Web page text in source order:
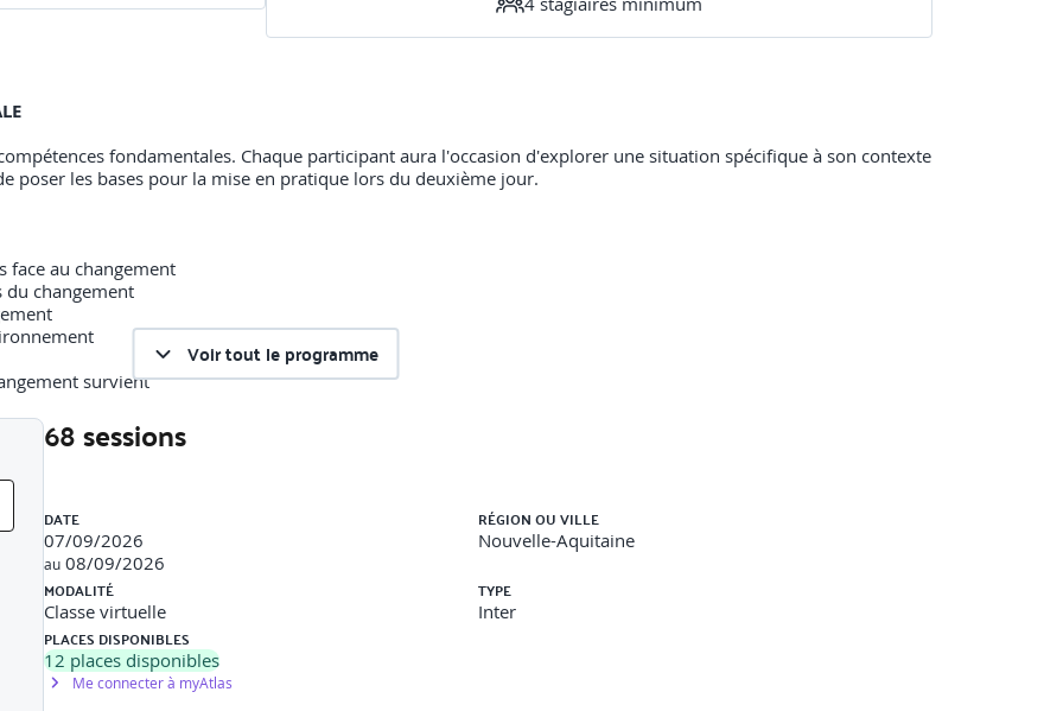
fondamentales. Chaque participant aura l'occasion d'explorer une situation spécifique à son contexte
poser les bases pour la mise en pratique lors du deuxième jour.
face au changement
du changement
survient
changement
et professionnelles
personnelle
des environnements changeants
Voir tout le programme
68 sessions
DATE
07/09/2026
au 08/09/2026
RÉGION OU VILLE
Nouvelle-Aquitaine
MODALITÉ
Classe virtuelle
TYPE
Inter
PLACES DISPONIBLES
12 places disponibles
Me connecter à myAtlas